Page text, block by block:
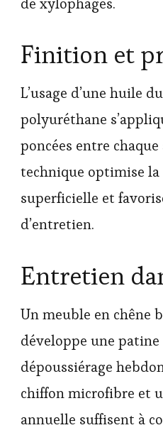
Finition et
L’usage d’une huile
polyuréthane
poncées entre
technique optimise la
superficielle et
d’entretien.
Entretien
Un meuble en chêne
développe une
dépoussiérage
chiffon microfibre et
annuelle suffisent à